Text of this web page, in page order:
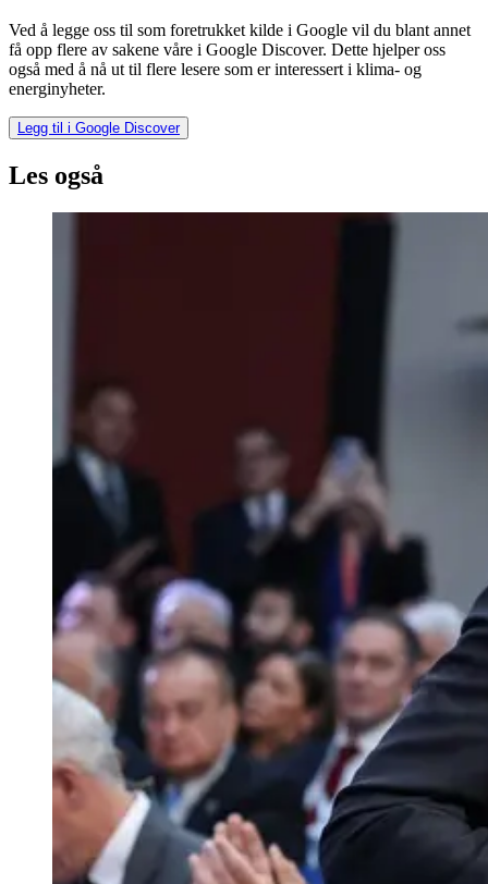
Ved å legge oss til som foretrukket kilde i Google vil du blant annet
få opp flere av sakene våre i Google Discover. Dette hjelper oss
også med å nå ut til flere lesere som er interessert i klima- og
energinyheter.
Legg til i Google Discover
Les også